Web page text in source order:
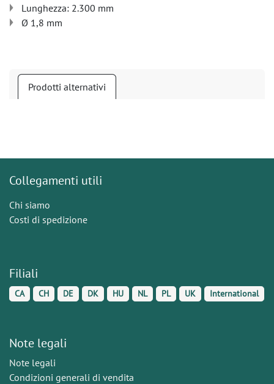
Lunghezza: 2.300 mm
Ø 1,8 mm
Prodotti alternativi
Collegamenti utili
Chi siamo
Costi di spedizione
Filiali
CA CH DE DK HU NL PL UK International
Note legali
Note legali
Condizioni generali di vendita